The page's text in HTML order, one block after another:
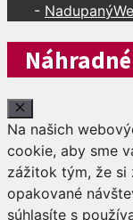
-
Close
Na našich
cookie, aby sme
zážitok tým, že si
opakované
súhlasíte s